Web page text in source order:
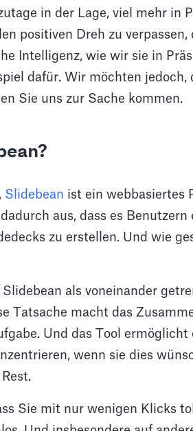
in der Lage, viel mehr in
positiven Dreh zu
Intelligenz, wie wir sie in
dafür. Wir möchten jedoch,
Sie uns zur Sache kommen.
Slidebean ist ein webbasiertes
aus, dass es Benutzern
zu erstellen. Und wie
als voneinander
Tatsache macht das
Und das Tool
wenn sie dies
Sie mit nur wenigen Klicks